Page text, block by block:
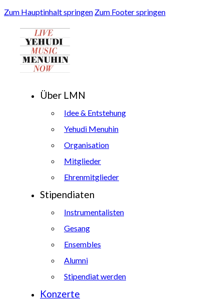
Zum Hauptinhalt springen Zum Footer springen
Über LMN
Idee & Entstehung
Yehudi Menuhin
Organisation
Mitglieder
Ehrenmitglieder
Stipendiaten
Instrumentalisten
Gesang
Ensembles
Alumni
Stipendiat werden
Konzerte